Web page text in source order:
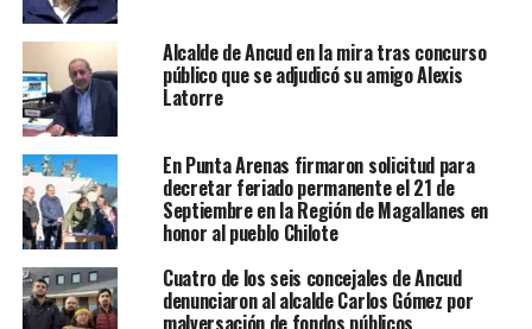
Alcalde de Ancud en la mira tras concurso
público que se adjudicó su amigo Alexis
Latorre
En Punta Arenas firmaron solicitud para
decretar feriado permanente el 21 de
Septiembre en la Región de Magallanes en
honor al pueblo Chilote
Cuatro de los seis concejales de Ancud
denunciaron al alcalde Carlos Gómez por
malversación de fondos públicos